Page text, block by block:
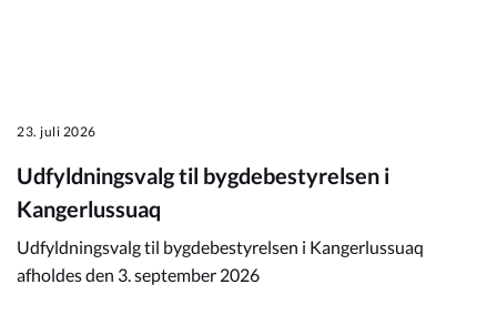
23. juli 2026
Udfyldningsvalg til bygdebestyrelsen i
Kangerlussuaq
Udfyldningsvalg til bygdebestyrelsen i Kangerlussuaq
afholdes den 3. september 2026